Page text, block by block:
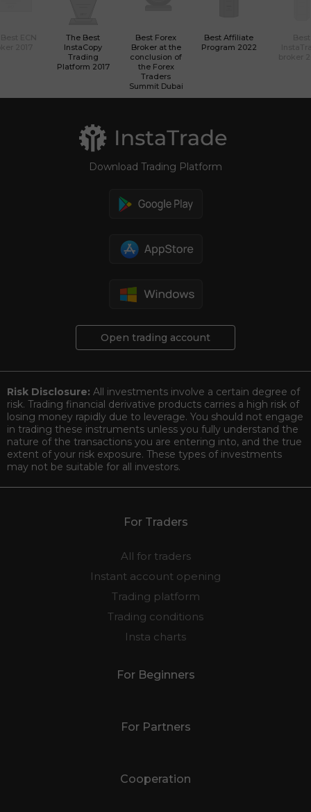
The Best
InstaCopy
Trading
Platform 2017
Best Forex
Broker at the
conclusion of
the Forex
Traders
Summit Dubai
Best Affiliate
Program 2022
Download Trading Platform
Open trading account
Risk Disclosure: All investments involve a certain degree of
risk. Trading financial derivative products carries a high risk of
losing money rapidly due to leverage. You should not engage
in trading these instruments unless you fully understand the
nature of the transactions you are entering into, and the true
extent of your risk exposure. These types of investments
may not be suitable for all investors.
For Traders
All for traders
Instant account opening
Trading platform
Trading conditions
Insta charts
For Beginners
For Partners
Cooperation